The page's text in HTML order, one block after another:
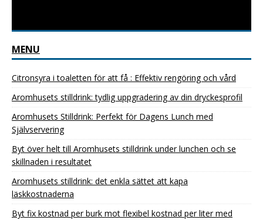
MENU
Citronsyra i toaletten för att få : Effektiv rengöring och vård
Aromhusets stilldrink: tydlig uppgradering av din dryckesprofil
Aromhusets Stilldrink: Perfekt för Dagens Lunch med
Självservering
Byt över helt till Aromhusets stilldrink under lunchen och se
skillnaden i resultatet
Aromhusets stilldrink: det enkla sättet att kapa
läskkostnaderna
Byt fix kostnad per burk mot flexibel kostnad per liter med